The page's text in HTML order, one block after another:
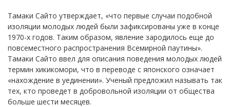
Тамаки Сайто утверждает, «что первые случаи подобной
изоляции молодых людей были зафиксированы уже в конце
1970-х годов. Таким образом, явление зародилось еще до
повсеместного распространения Всемирной паутины».
Тамаки Сайто ввел для описания поведения молодых людей
термин хикикомори, что в переводе с японского означает
«нахождение в уединении». Ученый предложил называть так
тех, кто проведет в добровольной изоляции от общества
больше шести месяцев.